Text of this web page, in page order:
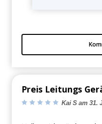
Preis Leitungs
Kai S am 31.